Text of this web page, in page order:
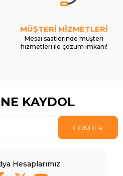
MÜŞTERİ HİZMETLERİ
Mesai saatlerinde müşteri
hizmetleri ile çözüm imkanı!
KAYDOL
GÖNDER
Hesaplarımız